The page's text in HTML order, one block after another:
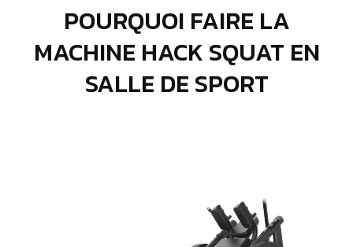
POURQUOI FAIRE LA
MACHINE HACK SQUAT EN
SALLE DE SPORT